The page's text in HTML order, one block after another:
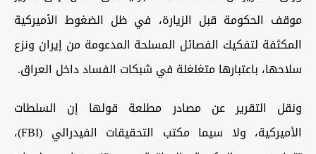
موقف الحكومة قبل الزيارة، في ظل الضغوط الأميركية
المكثفة لتفكيك الفصائل المسلحة المدعومة من إيران ونزع
سلاحها، باعتبارها متغلغلة في شبكات الفساد داخل العراق.
ونقل التقرير عن مصادر مطلعة قولها إن السلطات
الأميركية، ولا سيما مكتب التحقيقات الفيدرالي (FBI)،